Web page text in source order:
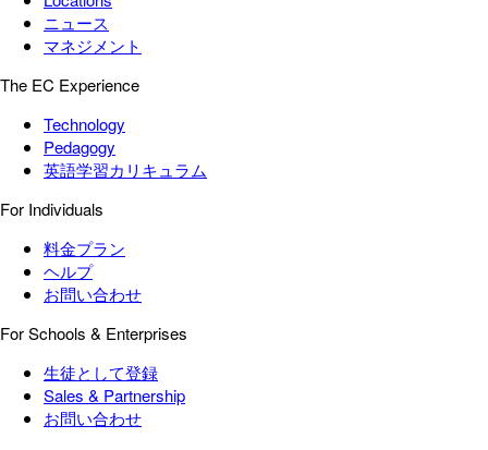
ニュース
マネジメント
The EC Experience
Technology
Pedagogy
英語学習カリキュラム
For Individuals
料金プラン
ヘルプ
お問い合わせ
For Schools & Enterprises
生徒として登録
Sales & Partnership
お問い合わせ